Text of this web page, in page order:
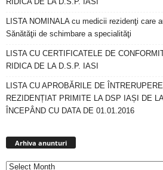
LISTA NOMINALA cu medicii rezidenţi care
Sănătăţii de schimbare a specialităţi
LISTA CU CERTIFICATELE DE
RIDICA DE LA D.S.P. IASI
LISTA CU APROBĂRILE DE
REZIDENȚIAT PRIMITE LA DSP IAȘI DE
ÎNCEPÂND CU DATA DE 01.01.2016
Arhiva anunturi